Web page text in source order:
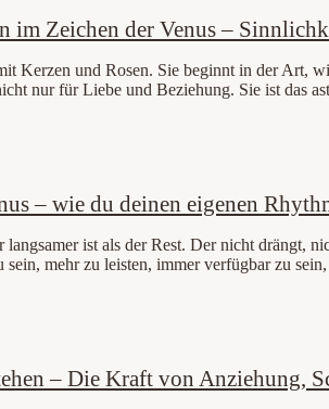
im Zeichen der Venus –
Kerzen und Rosen. Sie beginnt in der Art,
nur für Liebe und Beziehung. Sie ist das
– wie du deinen eigenen
langsamer ist als der Rest. Der nicht drängt,
sein, mehr zu leisten, immer verfügbar zu
– Die Kraft von Anziehung,